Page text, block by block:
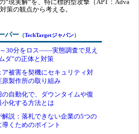
“現実解“を、特に標的型攻撃（APT：Adva
策の観点から考える。
パー （TechTargetジャパン）
30分をロス――実態調査で見え
ダ”の正体と対策
ア被害を契機にセキュリティ対
原製作所の取り組み
自動化で、ダウンタイムや復
小化する方法とは
解説：落札できない企業の5つの
くためのポイント